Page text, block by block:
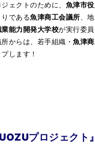
ェクトのために、 魚津市
である魚津商工会議所 、
能力開発大学校が実行委
からは、若手組織・魚津
します！
UOZUプロジェクト